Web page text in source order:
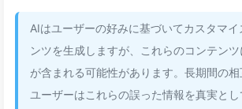
AIはユーザーの好みに基づいてカスタマ
ンツを生成しますが、これらのコンテン
が含まれる可能性があります。長期間の相
ユーザーはこれらの誤った情報を真実とし